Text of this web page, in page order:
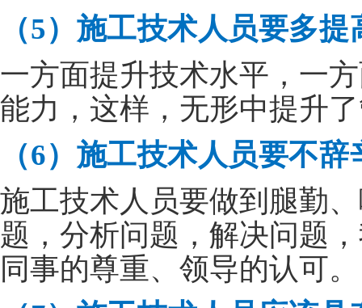
（5）施工技术人员要多
一方面提升技术水平，一
能力，这样，无形中提升
（6）施工技术人员要不辞
施工技术人员要做到腿勤
题，分析问题，解决问题
同事的尊重、领导的认可。